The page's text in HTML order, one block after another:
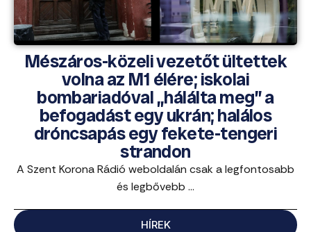
Mészáros-közeli vezetőt ültettek
volna az M1 élére; iskolai
bombariadóval „hálálta meg” a
befogadást egy ukrán; halálos
dróncsapás egy fekete-tengeri
strandon
A Szent Korona Rádió weboldalán csak a legfontosabb
és legbővebb ...
HÍREK